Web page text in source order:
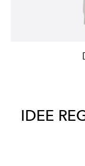
IDEE